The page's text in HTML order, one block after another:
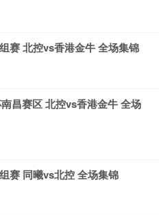
赛 北控vs香港金牛 全场集锦
昌赛区 北控vs香港金牛 全场
赛 同曦vs北控 全场集锦